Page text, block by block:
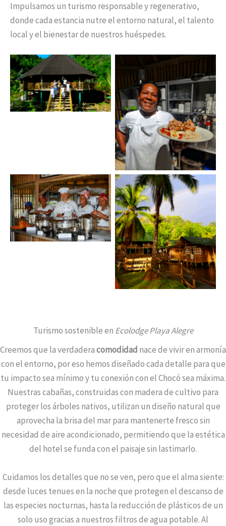
Impulsamos un turismo responsable y regenerativo,
donde cada estancia nutre el entorno natural, el talento
local y el bienestar de nuestros huéspedes.
Nuestro Equipo
Sazón tradicional
Capacitaciones
constantes
Nuestras Instalaciones
Turismo sostenible en Ecolodge Playa Alegre
Creemos que la verdaderacomodidad nace de vivir en armonía
con el entorno, por eso hemos diseñado cada detalle para que
tu impacto sea mínimo y tu conexión con el Chocó sea máxima.
Nuestras cabañas, construidas con madera de cultivo para
proteger los árboles nativos, utilizan un diseño natural que
aprovecha la brisa del mar para mantenerte fresco sin
necesidad de aire acondicionado, permitiendo que la estética
del hotel se funda con el paisaje sin lastimarlo.
Cuidamos los detalles que no se ven, pero que el alma siente:
desde luces tenues en la noche que protegen el descanso de
las especies nocturnas, hasta la reducción de plásticos de un
solo uso gracias a nuestros filtros de agua potable. Al